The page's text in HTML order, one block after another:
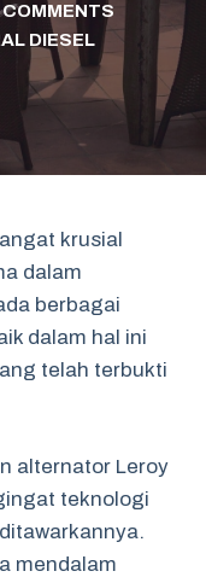
COMMENTS
DIESEL
krusial
dalam
berbagai
dalam hal ini
telah terbukti
alternator Leroy
teknologi
mendalam